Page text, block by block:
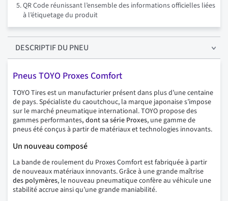
QR Code réunissant l’ensemble des informations officielles liées
à l’étiquetage du produit
DESCRIPTIFDU PNEU
Pneus TOYO Proxes Comfort
TOYO Tires est un manufacturier présent dans plus d’une centaine
de pays. Spécialiste du caoutchouc, la marque japonaise s’impose
sur le marché pneumatique international. TOYO propose des
gammes performantes, dont sa série Proxes, une gamme de
pneus été conçus à partir de matériaux et technologies innovants.
Un nouveau composé
La bande de roulement du Proxes Comfort est fabriquée à partir
de nouveaux matériaux innovants. Grâce à une grande maîtrise
des polymères, le nouveau pneumatique confère au véhicule une
stabilité accrue ainsi qu’une grande maniabilité.